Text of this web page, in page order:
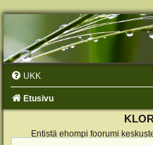
UKK
Etusivu
Entistä ehompi foorumi